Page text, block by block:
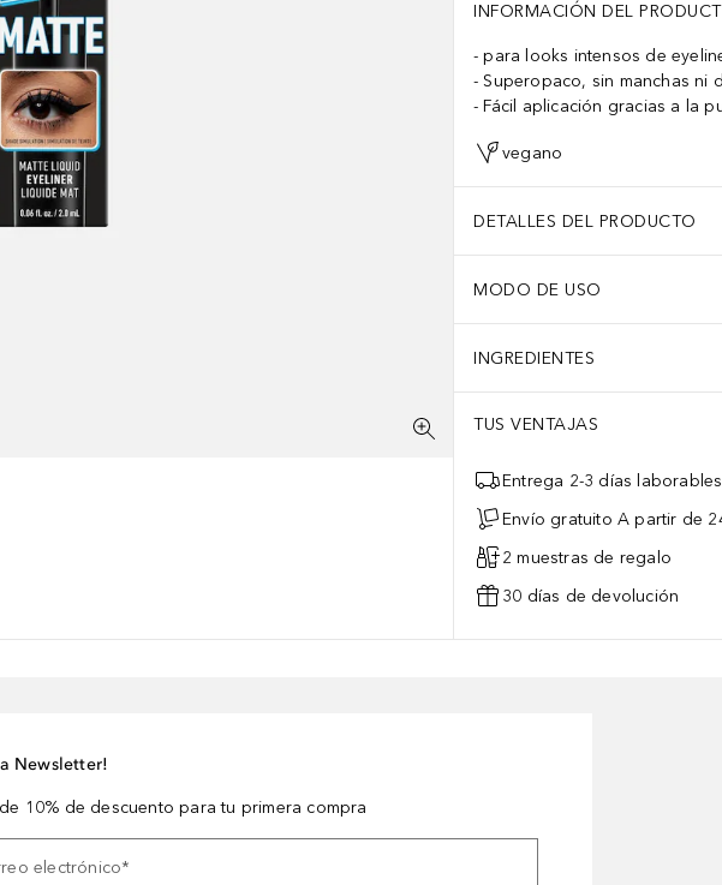
INFORMACIÓN DEL
para looks intensos de
Superopaco, sin manchas ni
Fácil aplicación gracias a la
vegano
DETALLES DEL PRODUCTO
MODO DE USO
INGREDIENTES
TUS VENTAJAS
Entrega 2-3 días laborables
Envío gratuito A partir de
2 muestras de regalo
30 días de devolución
Newsletter!
10% de descuento para tu primera compra
electrónico*